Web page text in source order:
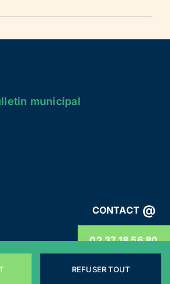
CONTACT @
02 37 18 56 80
municipal
REFUSER TOUT